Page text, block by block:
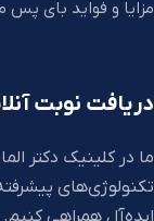
مزایا و فواید بای پس
دریافت نوبت
ما در کلینیک دکتر
تکنولوژی‌های
ایده‌آل همراهی کنیم.